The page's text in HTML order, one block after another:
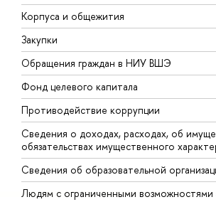
Корпуса и общежития
Закупки
Обращения граждан в НИУ ВШЭ
Фонд целевого капитала
Противодействие коррупции
Сведения о доходах, расходах, об
обязательствах имущественного
Сведения об образовательной
Людям с ограниченными возможностями